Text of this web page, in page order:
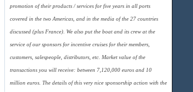
promotion of their products / services for five years in all ports
covered in the two Americas, and in the media of the 27 countries
discussed (plus France). We also put the boat and its crew at the
service of our sponsors for incentive cruises for their members,
customers, salespeople, distributors, etc. Market value of the
transactions you will receive: between 7,120,000 euros and 10
million euros. The details of this very nice sponsorship action with the